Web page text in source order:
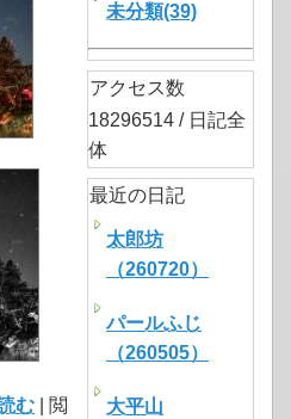
む | 閲
未分類(39)
アクセス数
18296514 / 日記全
体
最近の日記
太郎坊
（260720）
パールふじ
（260505）
大平山